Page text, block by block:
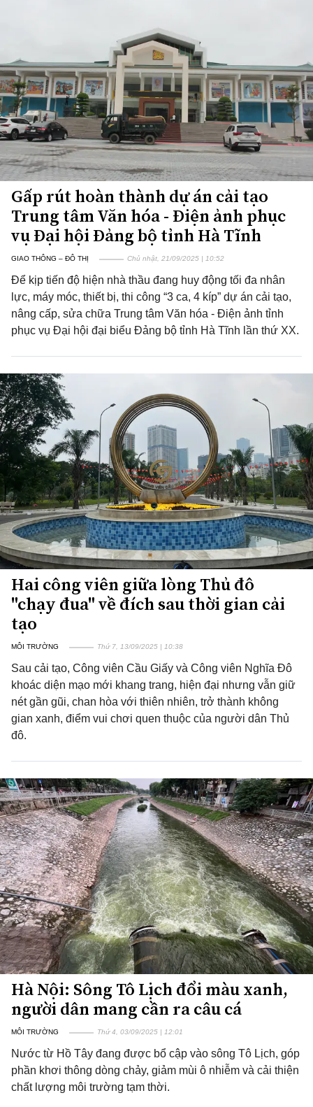
Gấp rút hoàn thành dự án cải tạo
Trung tâm Văn hóa - Điện ảnh phục
vụ Đại hội Đảng bộ tỉnh Hà Tĩnh
GIAO THÔNG – ĐÔ THỊ Chủ nhật, 21/09/2025 | 10:52
Để kịp tiến độ hiện nhà thầu đang huy động tối đa nhân
lực, máy móc, thiết bị, thi công “3 ca, 4 kíp” dự án cải tạo,
nâng cấp, sửa chữa Trung tâm Văn hóa - Điện ảnh tỉnh
phục vụ Đại hội đại biểu Đảng bộ tỉnh Hà Tĩnh lần thứ XX.
Hai công viên giữa lòng Thủ đô
"chạy đua" về đích sau thời gian cải
tạo
MÔI TRƯỜNG Thứ 7, 13/09/2025 | 10:38
Sau cải tạo, Công viên Cầu Giấy và Công viên Nghĩa Đô
khoác diện mạo mới khang trang, hiện đại nhưng vẫn giữ
nét gần gũi, chan hòa với thiên nhiên, trở thành không
gian xanh, điểm vui chơi quen thuộc của người dân Thủ
đô.
Hà Nội: Sông Tô Lịch đổi màu xanh,
người dân mang cần ra câu cá
MÔI TRƯỜNG Thứ 4, 03/09/2025 | 12:01
Nước từ Hồ Tây đang được bổ cập vào sông Tô Lịch, góp
phần khơi thông dòng chảy, giảm mùi ô nhiễm và cải thiện
chất lượng môi trường tạm thời.